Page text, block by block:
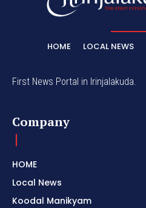
HOME LOCAL NEWS
First News Portal in Irinjalakuda.
Company
HOME
Local News
Koodal Manikyam